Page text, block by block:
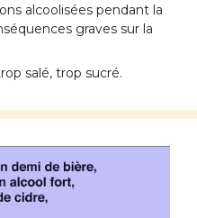
alcoolisées pendant la
graves sur la
salé, trop sucré.